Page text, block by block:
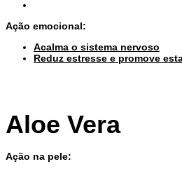
Ação emocional:
Acalma o sistema nervoso
Reduz estresse e promove
Aloe Vera
Ação na pele: